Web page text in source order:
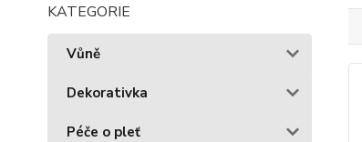
KATEGORIE
Vůně
Dekorativka
Péče o pleť